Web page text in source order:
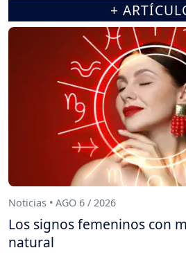
+
Noticias • AGO 6 / 2026
Los signos femeninos con
natural